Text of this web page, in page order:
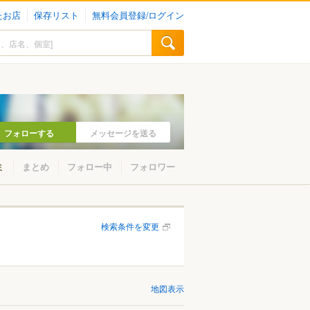
お店 保存リスト 無料会員登録/ログイン
フォローする メッセージを送る
まとめ フォロー中 フォロワー
検索条件を変更
地図表示